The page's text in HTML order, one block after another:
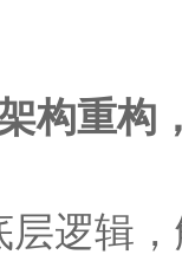
构重构
逻辑